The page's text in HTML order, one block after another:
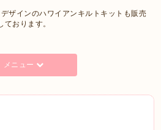
ザインのハワイアンキルトキットも販売
ております。
メニュー